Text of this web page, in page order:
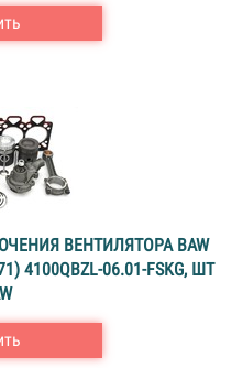
ВЕНТИЛЯТОРА BAW
4100QBZL-06.01-FSKG, ШТ